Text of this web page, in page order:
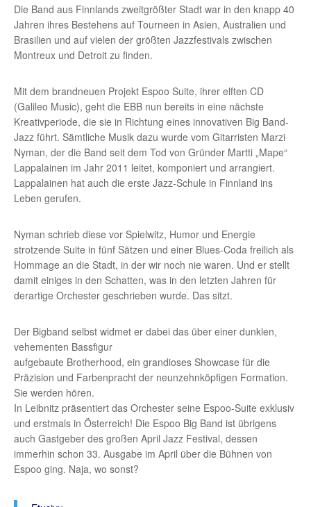
Die Band aus Finnlands zweitgrößter Stadt war in den knapp 40
Jahren ihres Bestehens auf Tourneen in Asien, Australien und
Brasilien und auf vielen der größten Jazzfestivals zwischen
Montreux und Detroit zu finden.
Mit dem brandneuen Projekt Espoo Suite, ihrer elften CD
(Galileo Music), geht die EBB nun bereits in eine nächste
Kreativperiode, die sie in Richtung eines innovativen Big Band-
Jazz führt. Sämtliche Musik dazu wurde vom Gitarristen Marzi
Nyman, der die Band seit dem Tod von Gründer Martti „Mape“
Lappalainen im Jahr 2011 leitet, komponiert und arrangiert.
Lappalainen hat auch die erste Jazz-Schule in Finnland ins
Leben gerufen.
Nyman schrieb diese vor Spielwitz, Humor und Energie
strotzende Suite in fünf Sätzen und einer Blues-Coda freilich als
Hommage an die Stadt, in der wir noch nie waren. Und er stellt
damit einiges in den Schatten, was in den letzten Jahren für
derartige Orchester geschrieben wurde. Das sitzt.
Der Bigband selbst widmet er dabei das über einer dunklen,
vehementen Bassfigur
aufgebaute Brotherhood, ein grandioses Showcase für die
Präzision und Farbenpracht der neunzehnköpfigen Formation.
Sie werden hören.
In Leibnitz präsentiert das Orchester seine Espoo-Suite exklusiv
und erstmals in Österreich! Die Espoo Big Band ist übrigens
auch Gastgeber des großen April Jazz Festival, dessen
immerhin schon 33. Ausgabe im April über die Bühnen von
Espoo ging. Naja, wo sonst?